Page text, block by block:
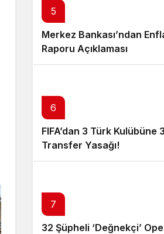
5
Merkez Bankası’ndan
Raporu Açıklaması
6
FIFA’dan 3 Türk Kulübüne
Transfer Yasağı!
7
32 Şüpheli ‘Değnekçi’